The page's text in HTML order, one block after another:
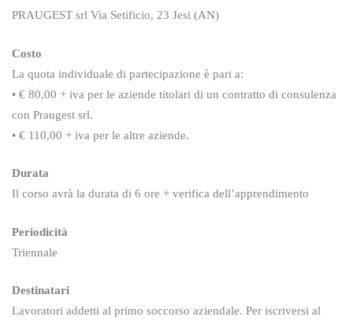
PRAUGEST srl Via Setificio, 23 Jesi (AN)
Costo
La quota individuale di partecipazione è pari a:
• € 80,00 + iva per le aziende titolari di un contratto di consulenza
con Praugest srl.
• € 110,00 + iva per le altre aziende.
Durata
Il corso avrà la durata di 6 ore + verifica dell’apprendimento
Periodicità
Triennale
Destinatari
Lavoratori addetti al primo soccorso aziendale. Per iscriversi al